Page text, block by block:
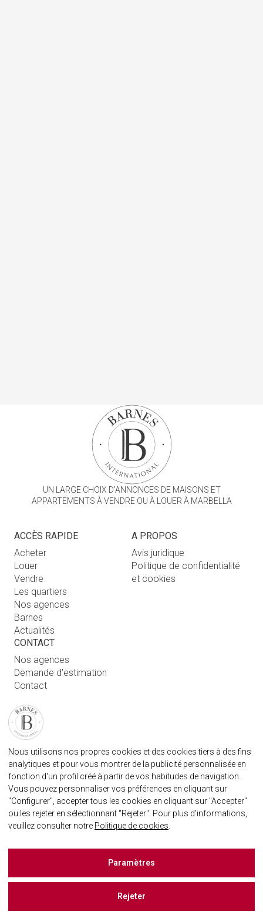
UN LARGE CHOIX D'ANNONCES DE MAISONS ET
APPARTEMENTS À VENDRE OU À LOUER À MARBELLA
ACCÈS RAPIDE
Acheter
Louer
Vendre
Les quartiers
Nos agences
Barnes
Actualités
A PROPOS
Avis juridique
Politique de confidentialité
et cookies
CONTACT
Nos agences
Demande d'estimation
Contact
FAQ
AGENECE IMMOBILIÈRE BARNES MARBELLA
marbella@barnes-international.com
+34 614 25 01 89
Nous utilisons nos propres cookies et des cookies tiers à des fins
analytiques et pour vous montrer de la publicité personnalisée en
fonction d'un profil créé à partir de vos habitudes de navigation.
Vous pouvez personnaliser vos préférences en cliquant sur
"Configurer", accepter tous les cookies en cliquant sur "Accepter"
ou les rejeter en sélectionnant "Rejeter". Pour plus d'informations,
veuillez consulter notre Politique de cookies
Paramètres
Rejeter